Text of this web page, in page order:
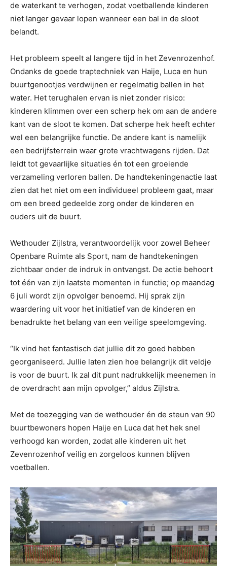
de waterkant te verhogen, zodat voetballende kinderen
niet langer gevaar lopen wanneer een bal in de sloot
belandt.
Het probleem speelt al langere tijd in het Zevenrozenhof.
Ondanks de goede traptechniek van Haije, Luca en hun
buurtgenootjes verdwijnen er regelmatig ballen in het
water. Het terughalen ervan is niet zonder risico:
kinderen klimmen over een scherp hek om aan de andere
kant van de sloot te komen. Dat scherpe hek heeft echter
wel een belangrijke functie. De andere kant is namelijk
een bedrijfsterrein waar grote vrachtwagens rijden. Dat
leidt tot gevaarlijke situaties én tot een groeiende
verzameling verloren ballen. De handtekeningenactie laat
zien dat het niet om een individueel probleem gaat, maar
om een breed gedeelde zorg onder de kinderen en
ouders uit de buurt.
Wethouder Zijlstra, verantwoordelijk voor zowel Beheer
Openbare Ruimte als Sport, nam de handtekeningen
zichtbaar onder de indruk in ontvangst. De actie behoort
tot één van zijn laatste momenten in functie; op maandag
6 juli wordt zijn opvolger benoemd. Hij sprak zijn
waardering uit voor het initiatief van de kinderen en
benadrukte het belang van een veilige speelomgeving.
“Ik vind het fantastisch dat jullie dit zo goed hebben
georganiseerd. Jullie laten zien hoe belangrijk dit veldje
is voor de buurt. Ik zal dit punt nadrukkelijk meenemen in
de overdracht aan mijn opvolger,” aldus Zijlstra.
Met de toezegging van de wethouder én de steun van 90
buurtbewoners hopen Haije en Luca dat het hek snel
verhoogd kan worden, zodat alle kinderen uit het
Zevenrozenhof veilig en zorgeloos kunnen blijven
voetballen.